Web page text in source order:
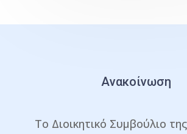
Ανακοίνωση
Το Διοικητικό Συμβούλιο